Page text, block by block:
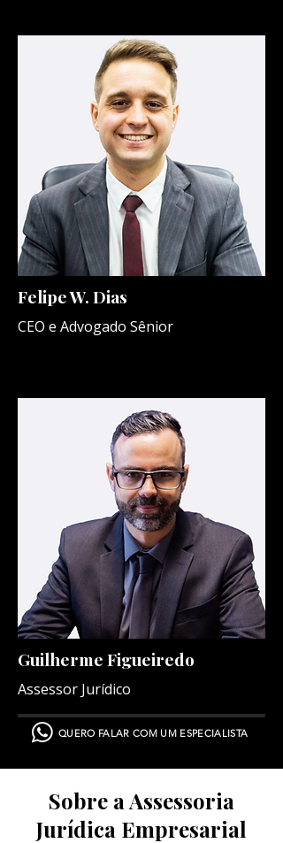
Felipe W. Dias
CEO e Advogado Sênior
Guilherme Figueiredo
Assessor Jurídico
QUERO FALAR COM UM ESPECIALISTA
Sobre a Assessoria
Jurídica Empresarial